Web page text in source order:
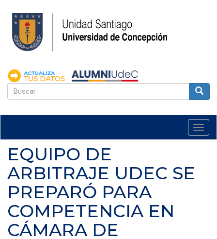
contenido
principal
FORMULARIO
EQUIPO DE
ARBITRAJE UDEC SE
PREPARÓ PARA
COMPETENCIA EN
CÁMARA DE